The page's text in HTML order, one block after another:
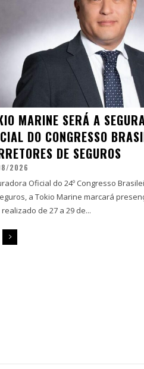
MARINE SERÁ A
DO CONGRESSO
DE SEGUROS
2026
Oficial do 24º Congresso
a Tokio Marine marcará
de 27 a 29 de...